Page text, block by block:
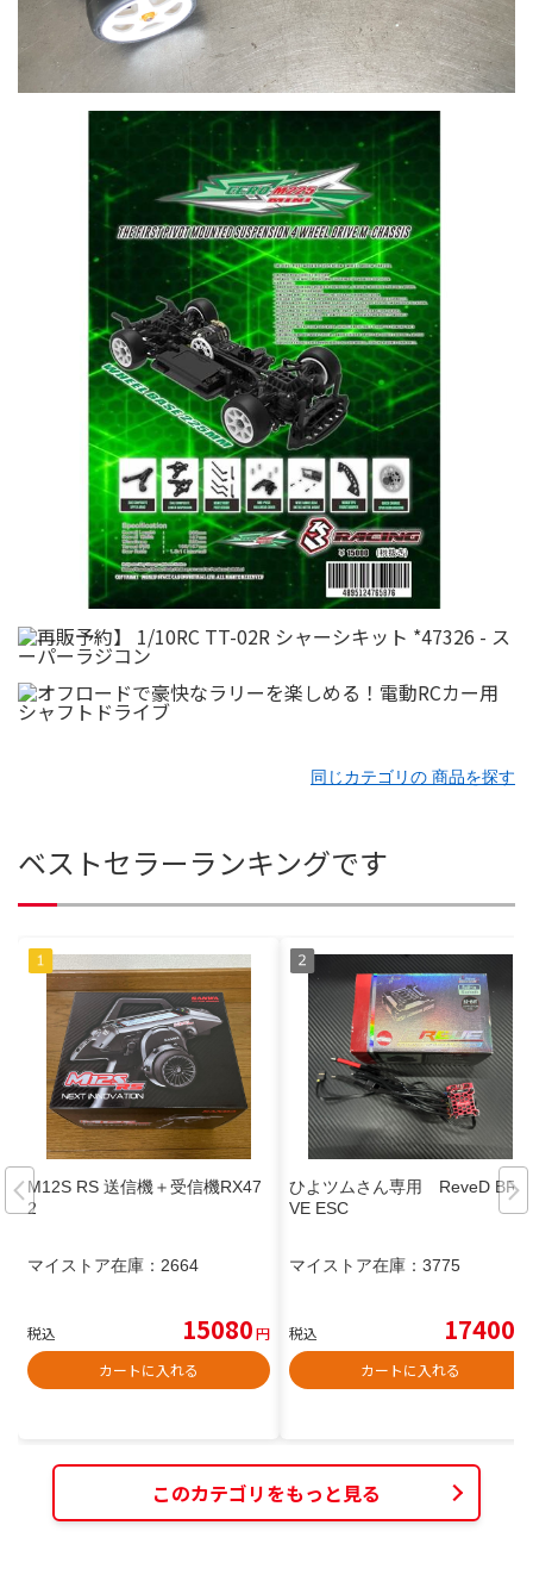
同じカテゴリの 商品を探す
ベストセラーランキングです
M12S RS 送信機＋受信機RX47
2
マイストア在庫： 2664
税込 15080円
カートに入れる
ひよツムさん専用 ReveD BRE
VE ESC
マイストア在庫： 3775
税込 17400
カートに入れる
このカテゴリをもっと見る